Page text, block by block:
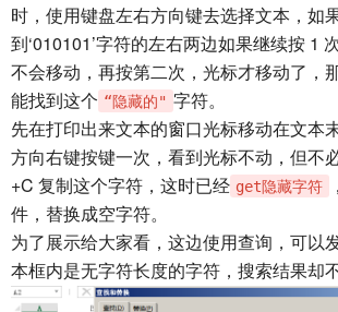
时，使用键盘左右方向键去选择文本，如
到‘010101’字符的左右两边如果继续按 1
不会移动，再按第二次，光标才移动了，
能找到这个 “隐藏的" 字符。
先在打印出来文本的窗口光标移动在文本
方向右键按键一次，看到光标不动，但不
+C 复制这个字符，这时已经 get隐藏字符
件，替换成空字符。
为了展示给大家看，这边使用查询，可以
本框内是无字符长度的字符，搜索结果却不